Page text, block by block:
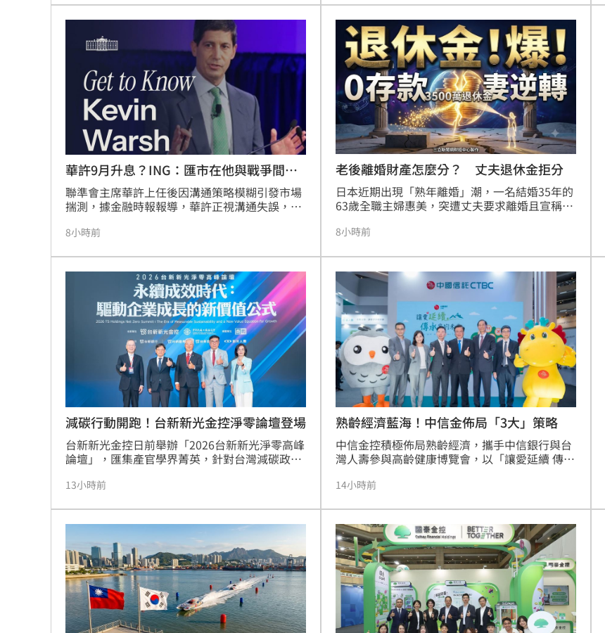
村神相隔5場炸裂 暫居MLB日籍球員第2多 10:53
昔被抹黑擋疫苗 陳時中悲憤1句真相大白 10:50
台灣彩券開獎直播中 20:31
LIVE三立+24小時直播 15:27
三立iNEWS新聞台線上直播 18:00
台彩父親節推新刮刮樂千萬頭獎超「爸」氣 12:00
商場戰國來臨 台中「頂奢大道」逐漸成形 12:00
8國球員齊聚高雄 Formosa 7s掀足球熱潮 10:00
理想混蛋號召粉絲跨海追星吃美食！ 18:15
Lucia在虛構城市「罪惡城」中，捲入橫跨雷歐
奈達州的犯罪陰謀，並在危機中相依為命的精彩
故事。此舉讓粉絲能在11月19日正式登陸PS5與
Xbox Series X|S前，先行掌握最新遊戲動態。欲
了解更多詳情，可前往Netflix官方Tudum網站
查看。這場影音與遊戲的跨界合作，勢必將掀起
新一波全球GTA熱潮，喜愛開放世界遊戲的玩家
千萬別錯過這次難得的搶先觀看機會。
書，逾四成銀髮族期待工作至75歲甚至更久，顯
示現代長者透過持續就業，在維持經濟獨立的同
時，也積極尋求社會連結與自我實現，反映出高
齡社會下，銀髮人力資源正成為社會不可或缺的
重要支柱。
華許9月升息？ING：匯市在他與戰爭間拉
鋸
聯準會主席華許上任後因溝通策略模糊引發市場
揣測，據金融時報報導，華許正視溝通失誤，且
導升息。目前芝商所FedWatch顯示9月升息機率
出，全球匯市現陷於美伊衝突與聯準會政策的拉
鋸戰，若通膨未降，美元恐維持強勢。儘管聯準
會考慮縮減資產負債表，但利率仍為主要政策工
具。投資人應密切關注通膨走勢及地緣政治風
險，審慎評估市場波動對資產配置的影響，投資
決策務必保持高度警覺。
8小時前
老後離婚財產怎麼分？ 丈夫退休金拒分
日本近期出現「熟年離婚」潮，一名結婚35年的
63歲全職主婦惠美，突遭丈夫要求離婚且宣稱退
丈夫名下的困境，惠美在女兒提醒下諮詢專家，
割範圍。透過法律諮詢，她成功爭取到應有的財
產權益，包含退休金與生活費。此案例突顯高齡
獨居趨勢下，全職配偶需具備財產法律常識的重
要性。專家提醒，即使資產登記在一方名下，婚
姻存續期間的共同貢獻仍受法律保障，面對突發
離婚要求時，應冷靜檢視自身權益，避免因資訊
不對稱而喪失保障，為老後生活預作準備。
8小時前
減碳行動開跑！台新新光金控淨零論壇登場
台新新光金控日前舉辦「2026台新新光淨零高峰
論壇」，匯集產官學界菁英，針對台灣減碳政
國發會主委葉俊顯與環境部部長彭啟明出席，強
控總經理林維俊指出，論壇邁入第五年，致力協
助企業將永續轉化為國際競爭力。會中上銀、強
茂、宏碁及金寶等指標企業分享低碳實踐經驗。
台新新光金控憑藉優異的永續績效，不僅連續三
年獲標普全球永續年鑑銀行業全球前1%，更獲
MSCI ESG AAA最高評級，展現其帶領產業接軌
國際、推進淨零韌性家園的決心，持續成為企業
邁向永續發展的強力後盾。
13小時前
熟齡經濟藍海！中信金佈局「3大」策略
中信金控積極佈局熟齡經濟，攜手中信銀行與台
灣人壽參與高齡健康博覽會，以「讓愛延續 傳承
民眾規劃退休與資產傳承。中信銀行憑藉「全財
示AI智慧ATM與櫃檯，運用影像與行為辨識防範
金融詐騙。台灣人壽則推出「健康樂活管家2.0」
及全台首座校園養生村藍圖，整合康養生態圈與
數位理財工具。中信金控整合銀行、保險與數位
科技資源，持續落實對高齡客戶的友善承諾，在
超高齡社會中提供全方位且安全的金融守護，引
領退休理財新趨勢。
14小時前